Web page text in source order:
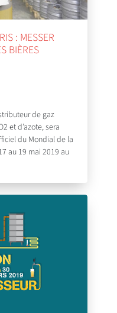
: MESSER
BIÈRES
de gaz
et d’azote, sera
du Mondial de la
au 19 mai 2019 au